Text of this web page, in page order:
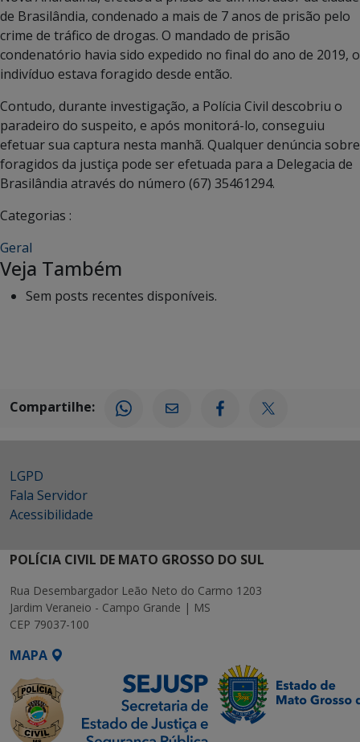
de Brasilândia, condenado a mais de 7 anos de prisão pelo
crime de tráfico de drogas. O mandado de prisão
condenatório havia sido expedido no final do ano de 2019, o
indivíduo estava foragido desde então.
Contudo, durante investigação, a Polícia Civil descobriu o
paradeiro do suspeito, e após monitorá-lo, conseguiu
efetuar sua captura nesta manhã. Qualquer denúncia sobre
foragidos da justiça pode ser efetuada para a Delegacia de
Brasilândia através do número (67) 35461294.
Categorias :
Geral
Veja Também
Sem posts recentes disponíveis.
Compartilhe:
LGPD
Fala Servidor
Acessibilidade
POLÍCIA CIVIL DE MATO GROSSO DO SUL
Rua Desembargador Leão Neto do Carmo 1203
Jardim Veraneio - Campo Grande | MS
CEP 79037-100
MAPA